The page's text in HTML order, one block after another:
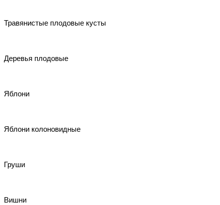
Травянистые плодовые кусты
Деревья плодовые
Яблони
Яблони колоновидные
Груши
Вишни